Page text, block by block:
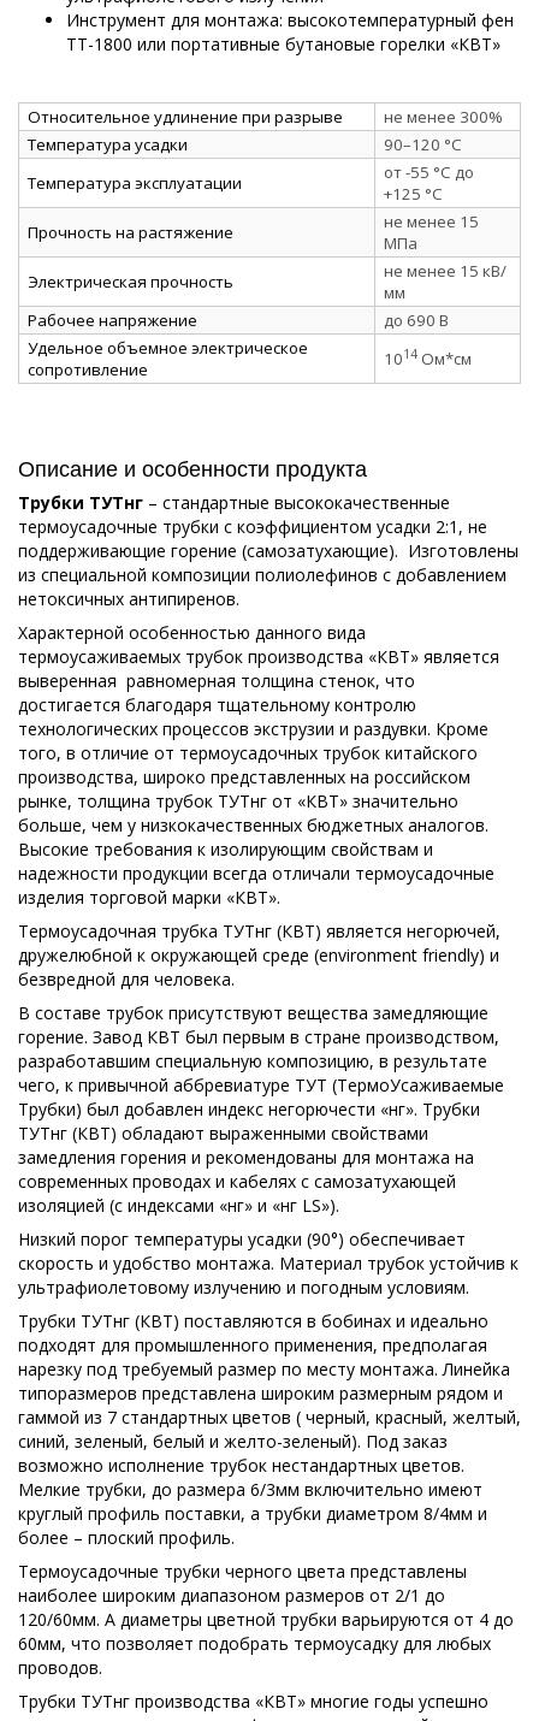
Инструмент для монтажа: высокотемпературный фен
ТТ-1800 или портативные бутановые горелки «КВТ»
Относительное удлинение при разрыве
не менее 300%
Температура усадки
90–120 °C
Температура эксплуатации
от -55 °C до
+125 °C
Прочность на растяжение
не менее 15
МПа
Электрическая прочность
не менее 15 кВ/
мм
Рабочее напряжение
до 690 В
Удельное объемное электрическое
сопротивление
1014 Ом*см
Описание и особенности продукта
Трубки ТУТнг – стандартные высококачественные
термоусадочные трубки с коэффициентом усадки 2:1, не
поддерживающие горение (самозатухающие). Изготовлены
из специальной композиции полиолефинов с добавлением
нетоксичных антипиренов.
Характерной особенностью данного вида
термоусаживаемых трубок производства «КВТ» является
выверенная равномерная толщина стенок, что
достигается благодаря тщательному контролю
технологических процессов экструзии и раздувки. Кроме
того, в отличие от термоусадочных трубок китайского
производства, широко представленных на российском
рынке, толщина трубок ТУТнг от «КВТ» значительно
больше, чем у низкокачественных бюджетных аналогов.
Высокие требования к изолирующим свойствам и
надежности продукции всегда отличали термоусадочные
изделия торговой марки «КВТ».
Термоусадочная трубка ТУТнг (КВТ) является негорючей,
дружелюбной к окружающей среде (environment friendly) и
безвредной для человека.
В составе трубок присутствуют вещества замедляющие
горение. Завод КВТ был первым в стране производством,
разработавшим специальную композицию, в результате
чего, к привычной аббревиатуре ТУТ (ТермоУсаживаемые
Трубки) был добавлен индекс негорючести «нг». Трубки
ТУТнг (КВТ) обладают выраженными свойствами
замедления горения и рекомендованы для монтажа на
современных проводах и кабелях с самозатухающей
изоляцией (с индексами «нг» и «нг LS»).
Низкий порог температуры усадки (90°) обеспечивает
скорость и удобство монтажа. Материал трубок устойчив к
ультрафиолетовому излучению и погодным условиям.
Трубки ТУТнг (КВТ) поставляются в бобинах и идеально
подходят для промышленного применения, предполагая
нарезку под требуемый размер по месту монтажа. Линейка
типоразмеров представлена широким размерным рядом и
гаммой из 7 стандартных цветов ( черный, красный, желтый,
синий, зеленый, белый и желто-зеленый). Под заказ
возможно исполнение трубок нестандартных цветов.
Мелкие трубки, до размера 6/3мм включительно имеют
круглый профиль поставки, а трубки диаметром 8/4мм и
более – плоский профиль.
Термоусадочные трубки черного цвета представлены
наиболее широким диапазоном размеров от 2/1 до
120/60мм. А диаметры цветной трубки варьируются от 4 до
60мм, что позволяет подобрать термоусадку для любых
проводов.
Трубки ТУТнг производства «КВТ» многие годы успешно